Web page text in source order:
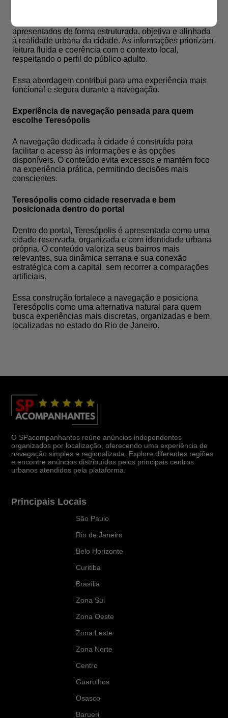
apresentados de forma estruturada, objetiva e alinhada
à realidade urbana da cidade. As informações priorizam
leitura fluida e coerência com o contexto local,
respeitando o perfil do público adulto.
Essa abordagem contribui para uma experiência mais
funcional e segura durante a navegação.
Experiência de navegação pensada para quem
escolhe Teresópolis
A navegação dedicada à cidade é construída para
facilitar o acesso às informações e às opções
disponíveis. O conteúdo evita excessos e mantém foco
na experiência prática, permitindo decisões mais
conscientes.
Teresópolis como cidade reservada e bem
posicionada dentro do portal
Dentro do portal, Teresópolis é apresentada como uma
cidade reservada, organizada e com identidade urbana
própria. O conteúdo valoriza seus bairros mais
relevantes, sua dinâmica serrana e sua conexão
estratégica com a capital, sem recorrer a comparações
artificiais.
Essa construção fortalece a navegação e posiciona
Teresópolis como uma alternativa natural para quem
busca experiências mais discretas, organizadas e bem
localizadas no estado do Rio de Janeiro.
O SPacompanhantes reúne anúncios independentes
organizados por localização, oferecendo uma experiência de
navegação simples e regionalizada. Explore diferentes regiões
e encontre anúncios distribuídos pelos principais centros
urbanos atendidos pela plataforma.
Principais Locais
São Paulo
Rio de Janeiro
Belo Horizonte
Curitiba
Brasília
Zona Sul
Zona Oeste
Zona Leste
Zona Norte
Centro
Guarulhos
Osasco
Barueri